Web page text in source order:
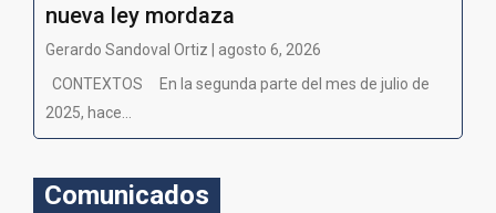
nueva ley mordaza
Gerardo Sandoval Ortiz | agosto 6, 2026
CONTEXTOS En la segunda parte del mes de julio de
2025, hace...
Comunicados